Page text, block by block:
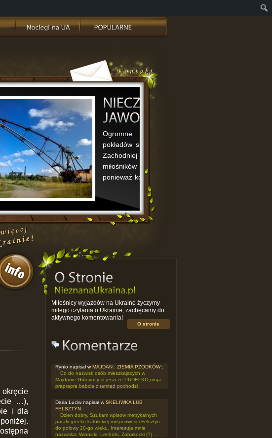
nieczynną kopalnią odkrywkową
Jaworowa w obwodzie lwowskim na
na biwak i grill, a także Raj dla
siarki jest nazywana „Morzem”,
pozwalają na [...]
okręcie
…),
i dla
Miłośnicy wyjazdów na Ukrainę życzymy
miłego czytania o Ukrainie, zachęcamy do
aktywnego komentowania!
O stronie
Rynio napisał w MAJDAN : ZIEMIA PZODKÓW:
Co do nazwisk osób mieszkajacych w
Majdanie Górnym jest jeszcze PUDEŁKO,moja
praprapra babcia z tamtąd pochodzi
Daria Luciw napisał w SKELIWKA LUB
FELSZTYN :
Dzien dobry. Szukam wpisow metrykalnych
parafii grecko-katolickiej miejscowosci Felsztyn
do polowy 20-go wieku. Interesuja mnie
nazwiska: Winnicki, Lechicki, Zahakocki (?).…